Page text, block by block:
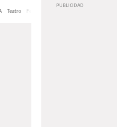
Teatro Feria de Editores